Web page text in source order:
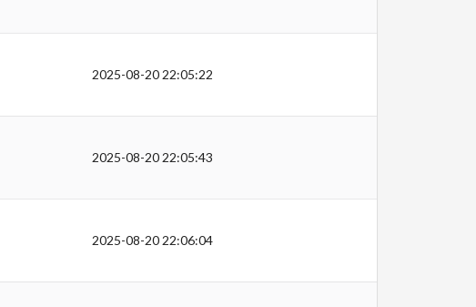
2025-08-20 22:05:22
2025-08-20 22:05:43
2025-08-20 22:06:04